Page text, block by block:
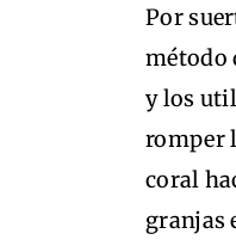
Por
método
y los
romper
coral
granjas